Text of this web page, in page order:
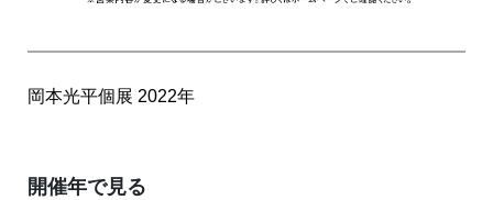
岡本光平個展 2022年
開催年で見る